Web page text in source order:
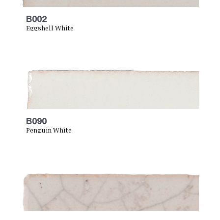
B002
Eggshell White
B090
Penguin White